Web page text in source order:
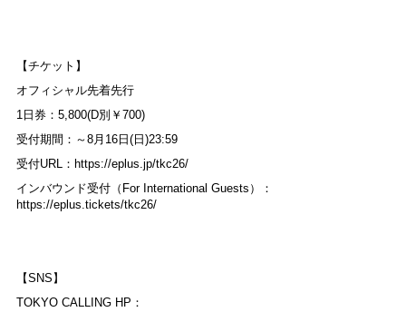
【チケット】
オフィシャル先着先行
1⽇券：5,800(D別￥700)
受付期間：～8月16日(日)23:59
受付URL： https://eplus.jp/tkc26/
インバウンド受付（For International Guests）：
https://eplus.tickets/tkc26/
【SNS】
TOKYO CALLING HP：